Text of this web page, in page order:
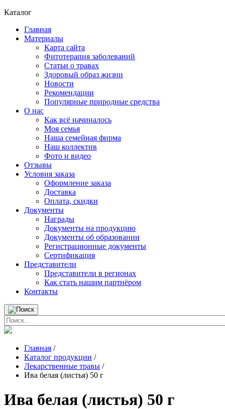
Каталог
Главная
Материалы
Карта сайта
Фитотерапия заболеваний
Статьи о травах
Здоровый образ жизни
Новости
Рекомендации
Популярные природные средства
О нас
Как всё начиналось
Моя семья
Наша семейная фирма
Наш коллектив
Фото и видео
Отзывы
Условия заказа
Оформление заказа
Доставка
Оплата, скидки
Документы
Награды
Документы на продукцию
Документы об образовании
Регистрационные документы
Сертификация
Представители
Представители в регионах
Как стать нашим партнёром
Контакты
Главная /
Каталог продукции /
Лекарственные травы /
Ива белая (листья) 50 г
Ива белая (листья) 50 г